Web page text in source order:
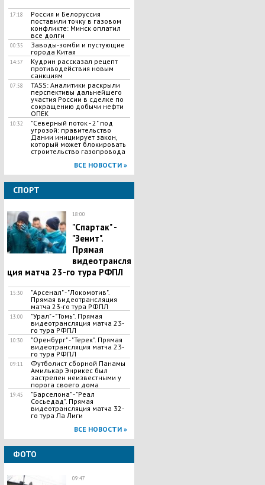
17:18
Россия и Белоруссия
поставили точку в газовом
конфликте: Минск оплатил
все долги
00:35
Заводы-зомби и пустующие
города Китая
14:57
Кудрин рассказал рецепт
противодействия новым
санкциям
07:58
TASS: Аналитики раскрыли
перспективы дальнейшего
участия России в сделке по
сокращению добычи нефти
ОПЕК
10:32
"Северный поток - 2" под
угрозой: правительство
Дании инициирует закон,
который может блокировать
строительство газопровода
ВСЕ НОВОСТИ »
СПОРТ
18:00
"Спартак" -
"Зенит".
Прямая
видеотрансля
ция матча 23-го тура РФПЛ
15:30
"Арсенал" - "Локомотив".
Прямая видеотрансляция
матча 23-го тура РФПЛ
13:00
"Урал" - "Томь". Прямая
видеотрансляция матча 23-
го тура РФПЛ
10:30
"Оренбург" - "Терек". Прямая
видеотрансляция матча 23-
го тура РФПЛ
09:11
Футболист сборной Панамы
Амилькар Энрикес был
застрелен неизвестными у
порога своего дома
19:45
"Барселона" - "Реал
Сосьедад". Прямая
видеотрансляция матча 32-
го тура Ла Лиги
ВСЕ НОВОСТИ »
ФОТО
09:47